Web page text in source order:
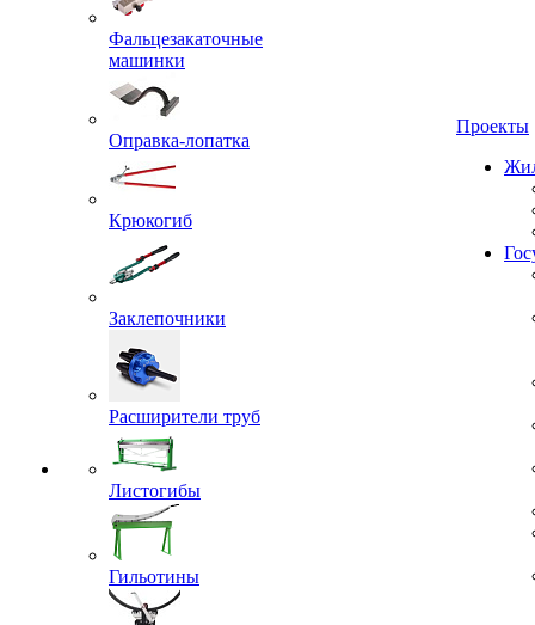
Фальцезакаточные
машинки
Оправка-лопатка
Крюкогиб
Заклепочники
Расширители труб
Листогибы
Гильотины
Проекты